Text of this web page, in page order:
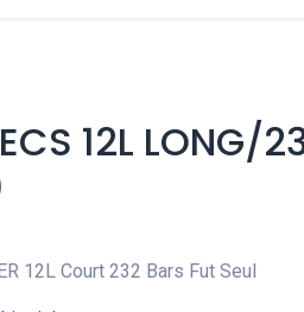
12L LONG/
12L Court 232 Bars Fut Seul